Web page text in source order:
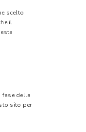
scelto
il
fase della
sito per